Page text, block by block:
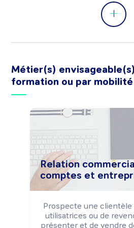
Métier(s)
formation ou par mobilité
Relation
comptes et
Prospecte une
utilisatrices ou de
présenter et de vendre